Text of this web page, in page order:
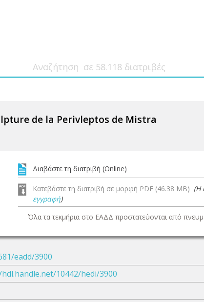
de la Perivleptos de Mistra
Διαβάστε τη διατριβή (Online)
Κατεβάστε τη διατριβή σε μορφή PDF (46.38 MB) (Η
εγγραφή)
Όλα τα τεκμήρια στο ΕΑΔΔ προστατεύονται από
eadd/3900
10442/hedi/3900